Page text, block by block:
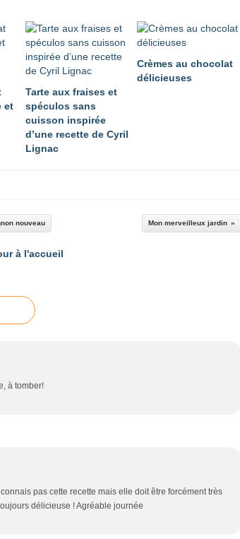
et
Tarte aux fraises et
spéculos sans
cuisson inspirée
d’une recette de Cyril
Lignac
Crèmes au chocolat
délicieuses
nouveau Mon merveilleux jardin
à l'accueil
à tomber!
pas cette recette mais elle doit être forcément très
délicieuse ! Agréable journée